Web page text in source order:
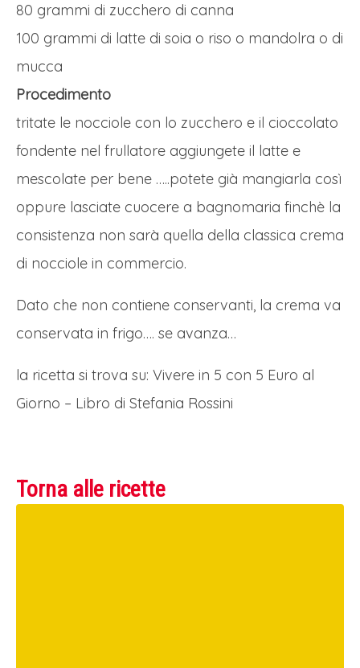
80 grammi di zucchero di canna
100 grammi di latte di soia o riso o mandolra o di
mucca
Procedimento
tritate le nocciole con lo zucchero e il cioccolato
fondente nel frullatore aggiungete il latte e
mescolate per bene …..potete già mangiarla così
oppure lasciate cuocere a bagnomaria finchè la
consistenza non sarà quella della classica crema
di nocciole in commercio.
Dato che non contiene conservanti, la crema va
conservata in frigo…. se avanza…
la ricetta si trova su: Vivere in 5 con 5 Euro al
Giorno – Libro di Stefania Rossini
Torna alle ricette